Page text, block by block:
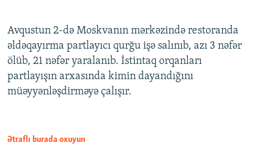
Avqustun 2-də Moskvanın mərkəzində restoranda
əldəqayırma partlayıcı qurğu işə salınıb, azı 3 nəfər
ölüb, 21 nəfər yaralanıb. İstintaq orqanları
partlayışın arxasında kimin dayandığını
müəyyənləşdirməyə çalışır.
Ətraflı burada oxuyun